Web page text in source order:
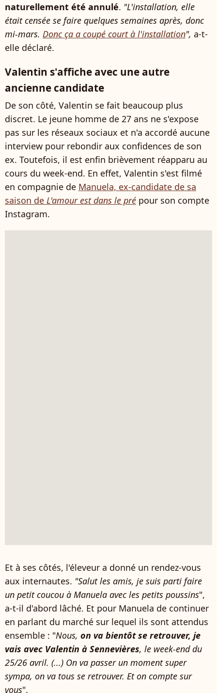
naturellement été annulé. "L'installation, elle
était censée se faire quelques semaines après, donc
mi-mars. Donc ça a coupé court à l'installation", a-t-
elle déclaré.
Valentin s'affiche avec une autre
ancienne candidate
De son côté, Valentin se fait beaucoup plus
discret. Le jeune homme de 27 ans ne s'expose
pas sur les réseaux sociaux et n'a accordé aucune
interview pour rebondir aux confidences de son
ex. Toutefois, il est enfin brièvement réapparu au
cours du week-end. En effet, Valentin s'est filmé
en compagnie de Manuela, ex-candidate de sa
saison de L'amour est dans le pré pour son compte
Instagram.
Et à ses côtés, l'éleveur a donné un rendez-vous
aux internautes. "Salut les amis, je suis parti faire
un petit coucou à Manuela avec les petits poussins",
a-t-il d'abord lâché. Et pour Manuela de continuer
en parlant du marché sur lequel ils sont attendus
ensemble : "Nous, on va bientôt se retrouver, je
vais avec Valentin à Sennevières, le week-end du
25/26 avril. (...) On va passer un moment super
sympa, on va tous se retrouver. Et on compte sur
vous".